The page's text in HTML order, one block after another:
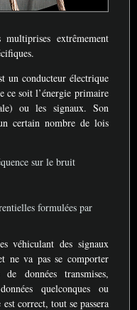
extrêmement
un conducteur électrique
ce soit l’énergie primaire
ou les signaux. Son
certain nombre de lois
sur le bruit
formulées par
véhiculant des signaux
ne va pas se comporter
données transmises,
quelconques ou
correct, tout se passera